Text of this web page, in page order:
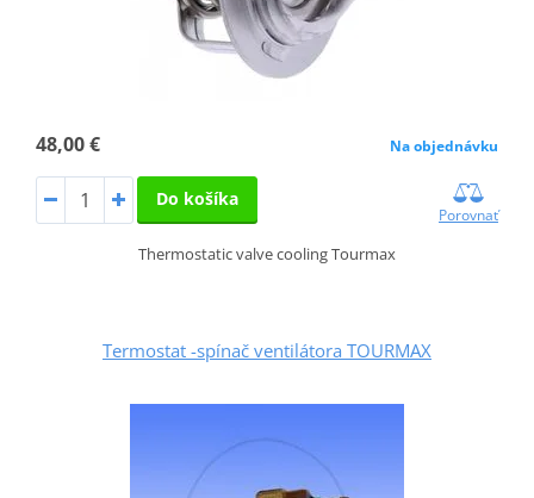
48,00 € Na objednávku
Do košíka
Porovnať
Thermostatic valve cooling Tourmax
Termostat -spínač ventilátora TOURMAX